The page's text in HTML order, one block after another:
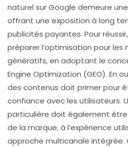
naturel sur Google demeure
offrant une exposition à long
publicités payantes. Pour
préparer l’optimisation pour les
génératifs, en adoptant le
Engine Optimization (GEO). En
des contenus doit primer pour
confiance avec les utilisateurs.
particulière doit également
de la marque, à l’expérience
approche multicanale intégrée.